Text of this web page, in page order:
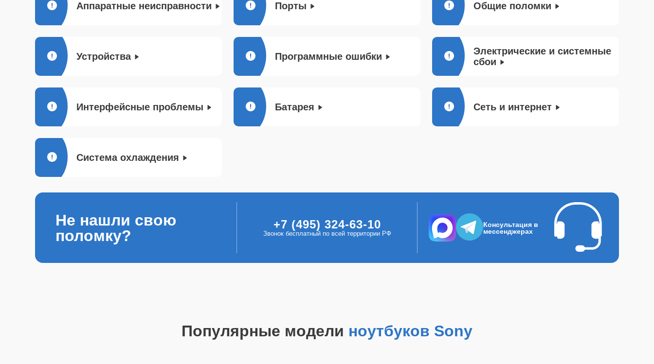
Аппаратные неисправности Порты Общие поломки
Устройства Программные ошибки
Электрические и системные
сбои
Интерфейсные проблемы Батарея Сеть и интернет
Система охлаждения
Не нашли свою
поломку?
+7 (495) 324-63-10
Звонок бесплатный по всей территории РФ
Консультация в
мессенджерах
Популярные модели ноутбуков Sony